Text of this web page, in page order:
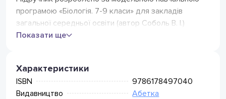
Нова Пошта
Відділення Нова Пошта
(безкоштовно від 799 грн)
(безкоштовно від 799 грн)
Meest Express
Відділення Meest Пошта
програмою «Біологія. 7-9 класи» для закладів
загальної середньої освіти (автор Соболь В. І.)
Показати ще
Характеристики
ISBN
9786178497040
Видавництво
Абетка